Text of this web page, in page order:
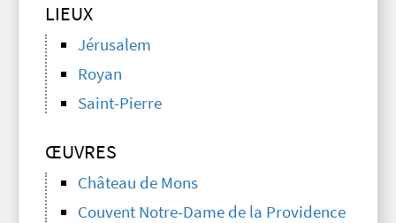
LIEUX
Jérusalem
Royan
Saint-Pierre
ŒUVRES
Château de Mons
Couvent Notre-Dame de la Providence